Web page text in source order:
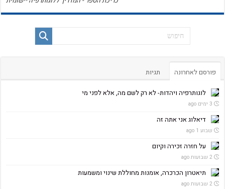
פורסם לאחרונה תגיות
לוגותרפיה ויהדות- לא רק לשם מה, אלא לפני מי
3 ימים ago
דיאלוג אני אתה זה
שבוע 1 ago
על חזרה זכירה וקיום
2 שבועות ago
תיאטרון הכרכרה, אומנות מחוללת שינוי ומשמעות
2 שבועות ago